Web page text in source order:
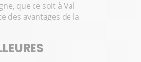
que ce soit à Val
des avantages de la